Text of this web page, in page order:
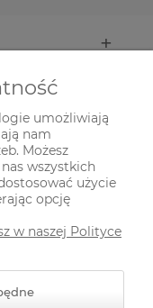
umożliwiają
nam
Możesz
wszystkich
użycie
opcję
w naszej Polityce